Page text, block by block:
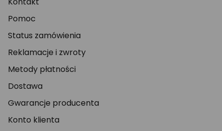
Pomoc
Status zamówienia
Reklamacje i zwroty
Metody płatności
Dostawa
Gwarancje producenta
Konto klienta